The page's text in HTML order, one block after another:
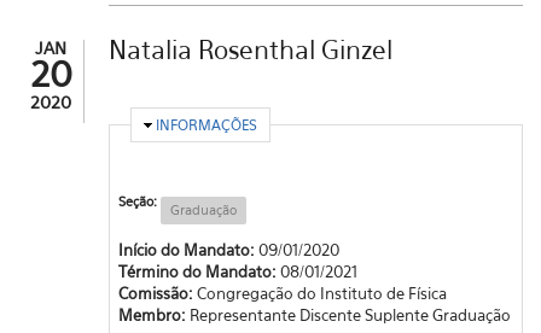
JAN
20
2020
Natalia Rosenthal Ginzel
OCULTAR
INFORMAÇÕES
Seção: Graduação
Início do Mandato: 09/01/2020
Término do Mandato: 08/01/2021
Comissão: Congregação do Instituto de Física
Membro: Representante Discente Suplente Graduação